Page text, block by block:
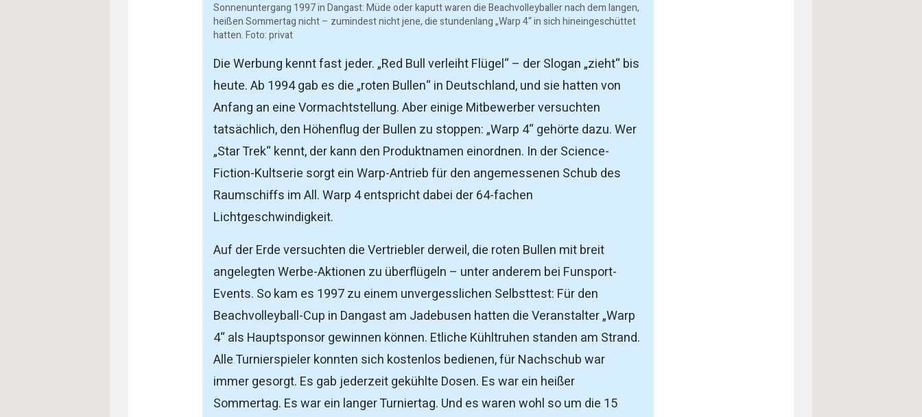
Sonnenuntergang 1997 in Dangast: Müde oder kaputt waren die Beachvolleyballer nach dem langen,
heißen Sommertag nicht – zumindest nicht jene, die stundenlang „Warp 4“ in sich hineingeschüttet
hatten. Foto: privat
Die Werbung kennt fast jeder. „Red Bull verleiht Flügel“ – der Slogan „zieht“ bis
heute. Ab 1994 gab es die „roten Bullen“ in Deutschland, und sie hatten von
Anfang an eine Vormachtstellung. Aber einige Mitbewerber versuchten
tatsächlich, den Höhenflug der Bullen zu stoppen: „Warp 4“ gehörte dazu. Wer
„Star Trek“ kennt, der kann den Produktnamen einordnen. In der Science-
Fiction-Kultserie sorgt ein Warp-Antrieb für den angemessenen Schub des
Raumschiffs im All. Warp 4 entspricht dabei der 64-fachen
Lichtgeschwindigkeit.
Auf der Erde versuchten die Vertriebler derweil, die roten Bullen mit breit
angelegten Werbe-Aktionen zu überflügeln – unter anderem bei Funsport-
Events. So kam es 1997 zu einem unvergesslichen Selbsttest: Für den
Beachvolleyball-Cup in Dangast am Jadebusen hatten die Veranstalter „Warp
4“ als Hauptsponsor gewinnen können. Etliche Kühltruhen standen am Strand.
Alle Turnierspieler konnten sich kostenlos bedienen, für Nachschub war
immer gesorgt. Es gab jederzeit gekühlte Dosen. Es war ein heißer
Sommertag. Es war ein langer Turniertag. Und es waren wohl so um die 15